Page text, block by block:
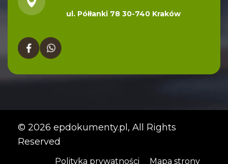
ul. Półłanki 78 30-740 Kraków
© 2026 epdokumenty.pl, All Rights
Reserved
Polityka prywatności Mapa strony